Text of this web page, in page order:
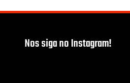
Nos siga no Instagram!